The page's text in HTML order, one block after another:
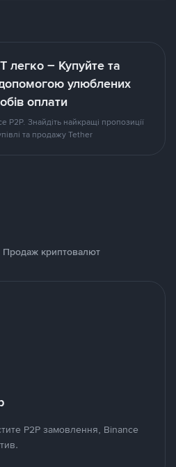
легко – Купуйте та
улюблених
оплати
P2P. Знайдіть найкращі пропозиції
та продажу Tether
Продаж криптовалют
P2P замовлення, Binance